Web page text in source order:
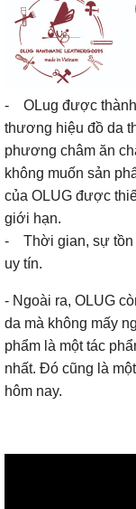
- OLug được thành
thương hiệu đồ da
phương châm ăn
không muốn sản
của OLUG được
giới hạn.
- Thời gian, sự tồn
uy tín.
- Ngoài ra, OLUG
da mà không mấy
phẩm là một tác
nhất. Đó cũng là
hôm nay.